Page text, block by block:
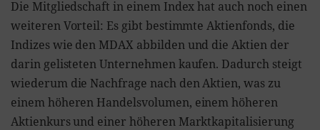
Die Mitgliedschaft in einem Index hat auch noch einen
weiteren Vorteil: Es gibt bestimmte Aktienfonds, die
Indizes wie den MDAX abbilden und die Aktien der
darin gelisteten Unternehmen kaufen. Dadurch steigt
wiederum die Nachfrage nach den Aktien, was zu
einem höheren Handelsvolumen, einem höheren
Aktienkurs und einer höheren Marktkapitalisierung